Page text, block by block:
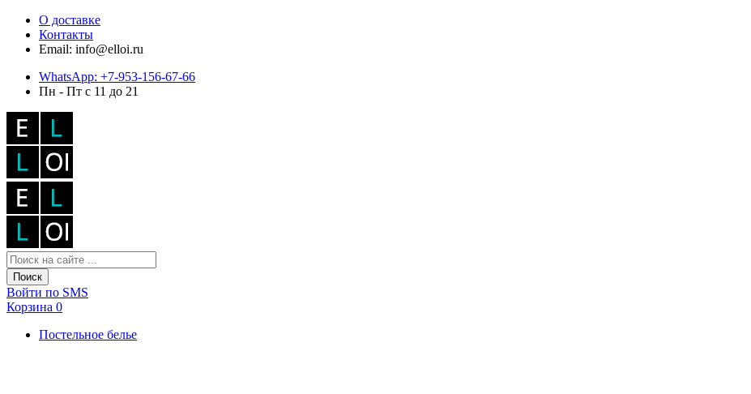
О доставке
Контакты
Email: info@elloi.ru
WhatsApp: +7-953-156-67-66
Пн - Пт с 11 до 21
Поиск
Войти по SMS
Корзина 0
Постельное белье